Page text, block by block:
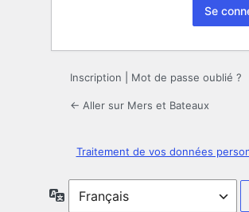
Inscription Mot de passe oublié ?
← Aller sur Mers et Bateaux
Traitement de vos données
Langue